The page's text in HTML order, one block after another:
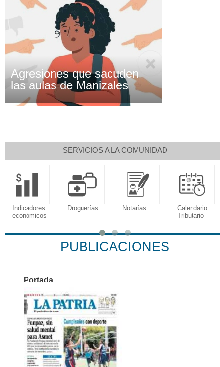
Agresiones que sacuden
las aulas de Manizales
SERVICIOS A LA COMUNIDAD
Indicadores
económicos
Droguerías Notarías
Calendario
Tributario
PUBLICACIONES
Portada